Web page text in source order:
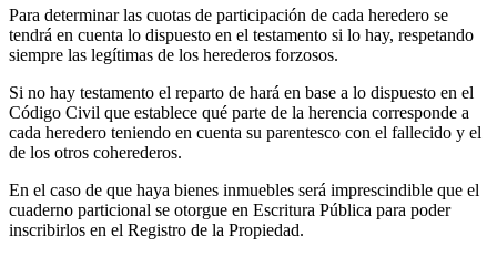
Para determinar las cuotas de participación de cada heredero se
tendrá en cuenta lo dispuesto en el testamento si lo hay, respetando
siempre las legítimas de los herederos forzosos.
Si no hay testamento el reparto de hará en base a lo dispuesto en el
Código Civil que establece qué parte de la herencia corresponde a
cada heredero teniendo en cuenta su parentesco con el fallecido y el
de los otros coherederos.
En el caso de que haya bienes inmuebles será imprescindible que el
cuaderno particional se otorgue en Escritura Pública para poder
inscribirlos en el Registro de la Propiedad.